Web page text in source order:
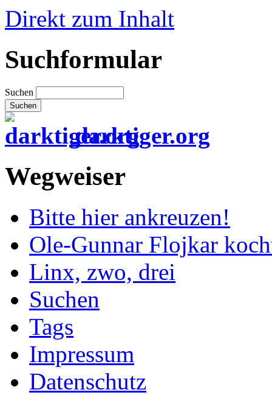
Direkt zum Inhalt
Suchformular
Suchen
darktiger.org
Wegweiser
Bitte hier ankreuzen!
Ole-Gunnar Flojkar
Linx, zwo, drei
Suchen
Tags
Impressum
Datenschutz